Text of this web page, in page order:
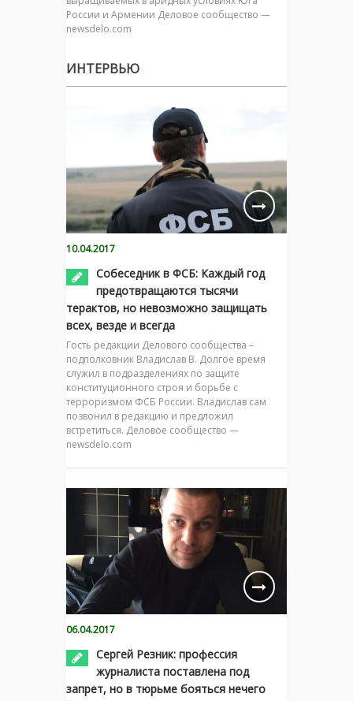
России и Армении Деловое сообщество —
newsdelo.com
ИНТЕРВЬЮ
10.04.2017
Собеседник в ФСБ: Каждый год
предотвращаются тысячи
терактов, но невозможно защищать
всех, везде и всегда
Гость редакции Делового сообщества –
подполковник Владислав В. Долгое время
служил в подразделениях по защите
конституционного строя и борьбе с
терроризмом ФСБ России. Владислав сам
позвонил в редакцию и предложил
встретиться. Деловое сообщество —
newsdelo.com
06.04.2017
Сергей Резник: профессия
журналиста поставлена под
запрет, но в тюрьме бояться нечего